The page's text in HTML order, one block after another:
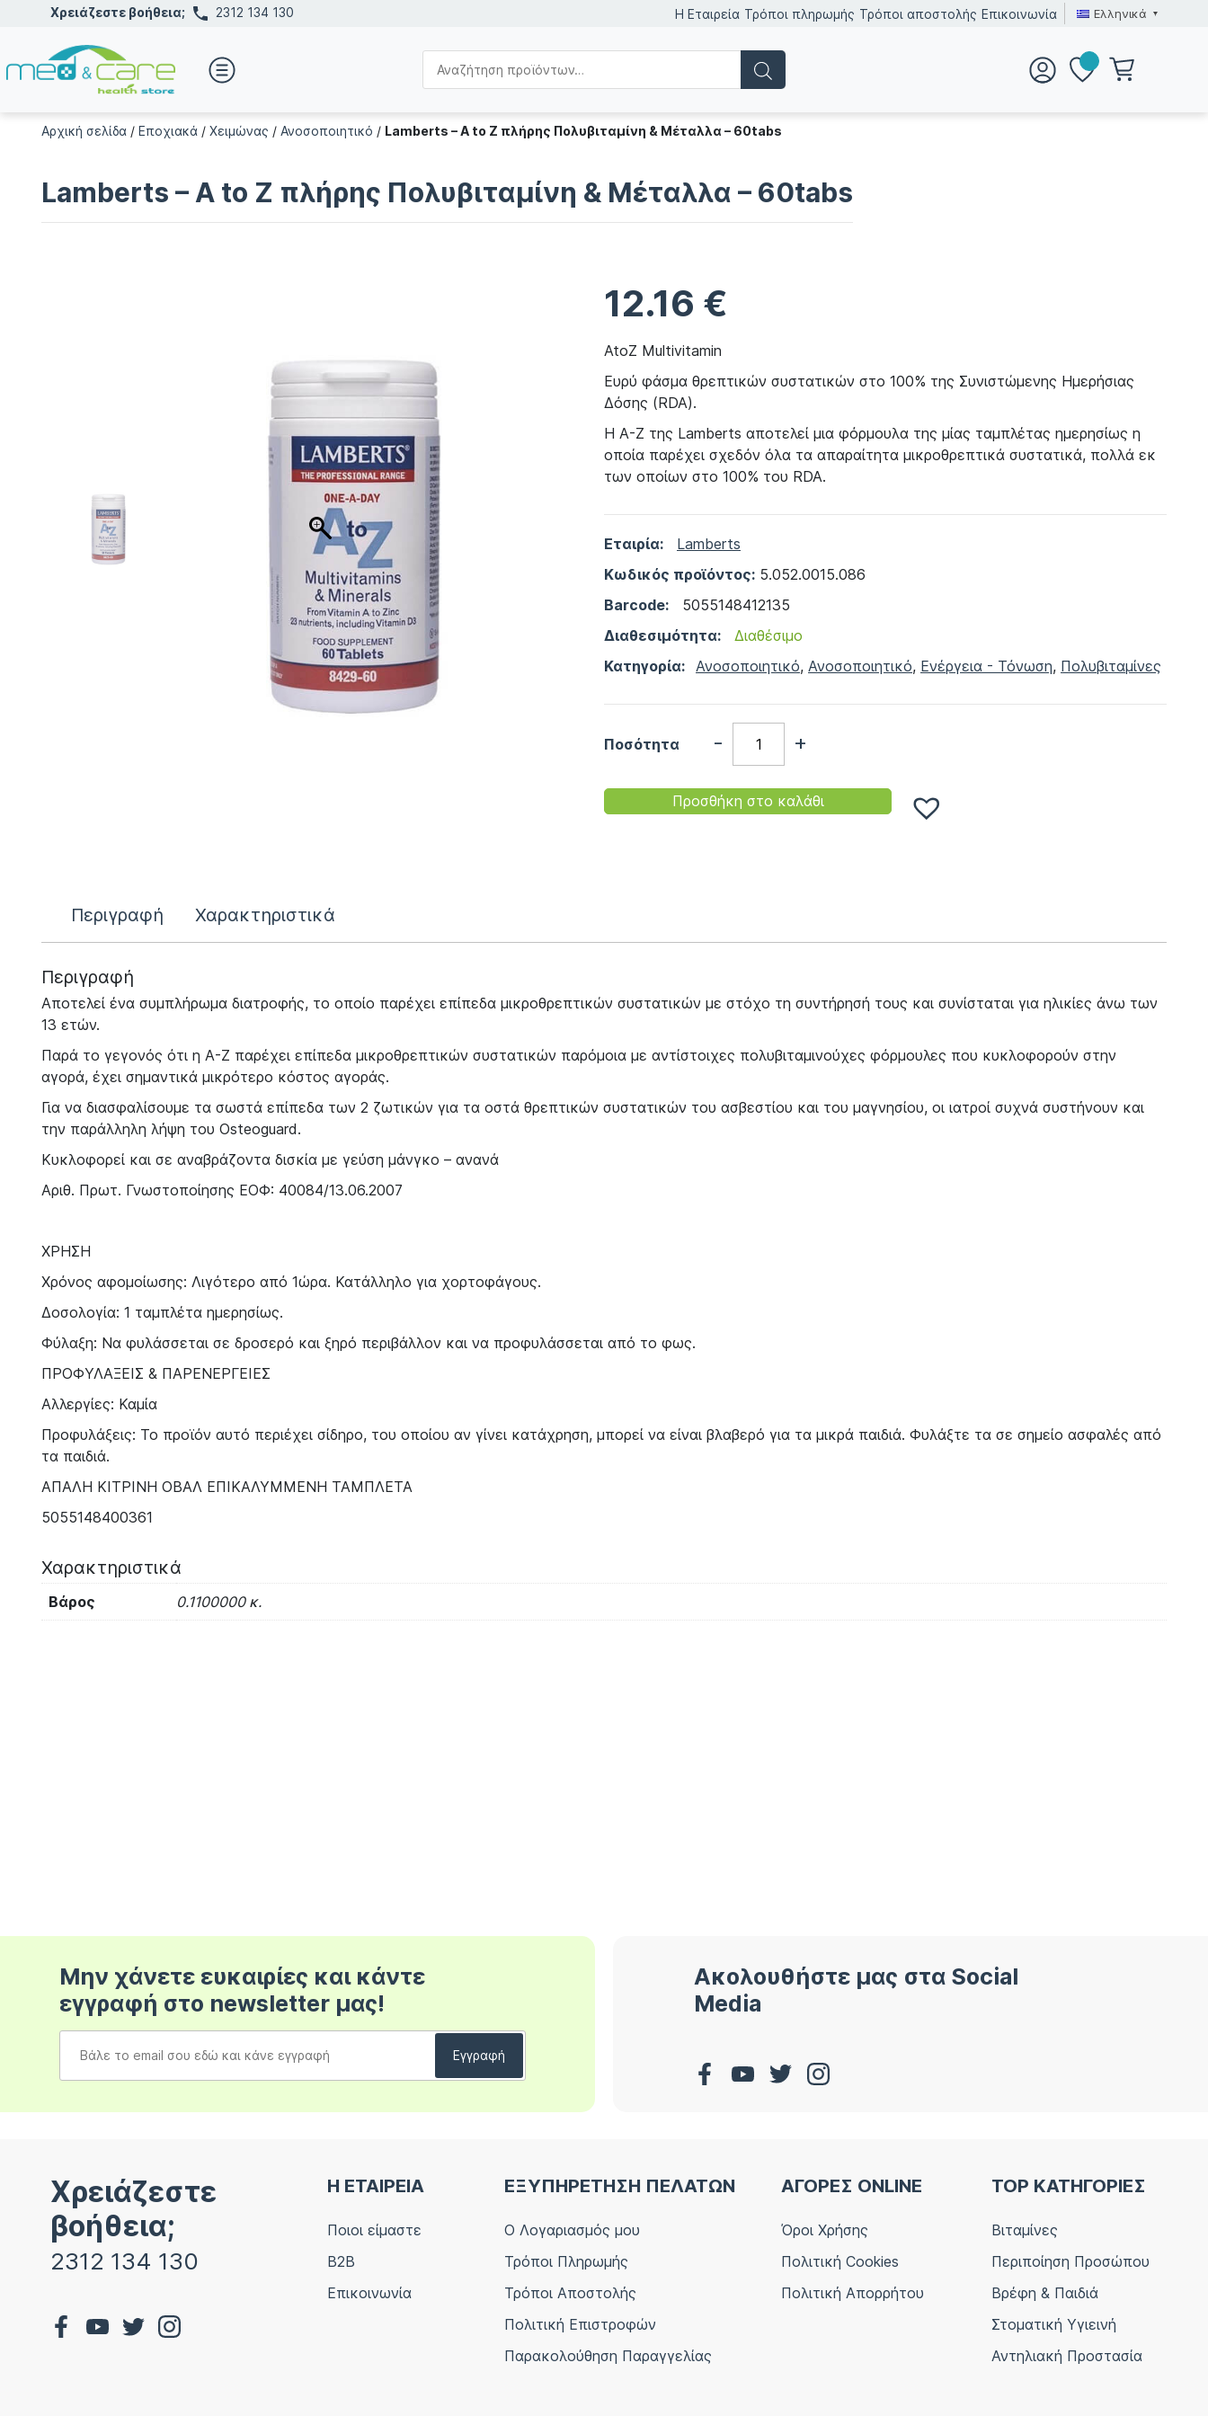
Χρειάζεστε βοήθεια; 2312 134 130 Η Εταιρεία Τρόποι πληρωμής Τρόποι αποστολής Επικοινωνία Ελληνικά
Αρχική σελίδα/ Εποχιακά/ Χειμώνας / Ανοσοποιητικό / Lamberts – A to Z πλήρης Πολυβιταμίνη & Μέταλλα – 60tabs
Lamberts – A to Z πλήρης Πολυβιταμίνη & Μέταλλα – 60tabs
12.16 €
AtoZ Multivitamin
Ευρύ φάσμα θρεπτικών συστατικών στο 100% της Συνιστώμενης Ημερήσιας
Δόσης (RDA).
Η Α-Ζ της Lamberts αποτελεί μια φόρμουλα της μίας ταμπλέτας ημερησίως η
οποία παρέχει σχεδόν όλα τα απαραίτητα μικροθρεπτικά συστατικά, πολλά εκ
των οποίων στο 100% του RDA.
Εταιρία:
Lamberts
Κωδικός προϊόντος: 5.052.0015.086
Barcode:
5055148412135
Διαθεσιμότητα:
Διαθέσιμο
Κατηγορία: Ανοσοποιητικό, Ανοσοποιητικό, Ενέργεια - Τόνωση, Πολυβιταμίνες
Ποσότητα - +
Προσθήκη στο καλάθι
Περιγραφή Χαρακτηριστικά
Περιγραφή
Αποτελεί ένα συμπλήρωμα διατροφής, το οποίο παρέχει επίπεδα μικροθρεπτικών συστατικών με στόχο τη συντήρησή τους και συνίσταται για ηλικίες άνω των
13 ετών.
Παρά το γεγονός ότι η Α-Ζ παρέχει επίπεδα μικροθρεπτικών συστατικών παρόμοια με αντίστοιχες πολυβιταμινούχες φόρμουλες που κυκλοφορούν στην
αγορά, έχει σημαντικά μικρότερο κόστος αγοράς.
Για να διασφαλίσουμε τα σωστά επίπεδα των 2 ζωτικών για τα οστά θρεπτικών συστατικών του ασβεστίου και του μαγνησίου, οι ιατροί συχνά συστήνουν και
την παράλληλη λήψη του Osteoguard.
Κυκλοφορεί και σε αναβράζοντα δισκία με γεύση μάνγκο – ανανά
Αριθ. Πρωτ. Γνωστοποίησης ΕΟΦ: 40084/13.06.2007
ΧΡΗΣΗ
Χρόνος αφομοίωσης: Λιγότερο από 1ώρα. Κατάλληλο για χορτοφάγους.
Δοσολογία: 1 ταμπλέτα ημερησίως.
Φύλαξη: Να φυλάσσεται σε δροσερό και ξηρό περιβάλλον και να προφυλάσσεται από το φως.
ΠΡΟΦΥΛΑΞΕΙΣ & ΠΑΡΕΝΕΡΓΕΙΕΣ
Αλλεργίες: Καμία
Προφυλάξεις: Το προϊόν αυτό περιέχει σίδηρο, του οποίου αν γίνει κατάχρηση, μπορεί να είναι βλαβερό για τα μικρά παιδιά. Φυλάξτε τα σε σημείο ασφαλές από
τα παιδιά.
ΑΠΑΛΗ ΚΙΤΡΙΝΗ ΟΒΑΛ ΕΠΙΚΑΛΥΜΜΕΝΗ ΤΑΜΠΛΕΤΑ
5055148400361
Χαρακτηριστικά
Βάρος 0.1100000 κ.
Μην χάνετε ευκαιρίες και κάντε
εγγραφή στο newsletter μας!
Ακολουθήστε μας στα Social
Media
Χρειάζεστε
βοήθεια;
2312 134 130
Η ΕΤΑΙΡΕΙΑ
Ποιοι είμαστε
B2B
Επικοινωνία
ΕΞΥΠΗΡΕΤΗΣΗ ΠΕΛΑΤΩΝ
Ο Λογαριασμός μου
Τρόποι Πληρωμής
Τρόποι Αποστολής
Πολιτική Επιστροφών
Παρακολούθηση Παραγγελίας
ΑΓΟΡΕΣ ONLINE
Όροι Χρήσης
Πολιτική Cookies
Πολιτική Απορρήτου
TOP ΚΑΤΗΓΟΡΙΕΣ
Βιταμίνες
Περιποίηση Προσώπου
Βρέφη & Παιδιά
Στοματική Υγιεινή
Αντηλιακή Προστασία